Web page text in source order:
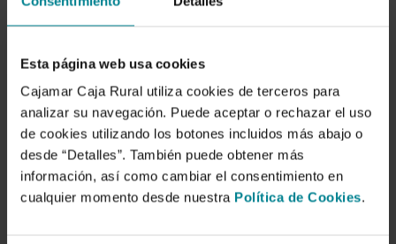
Esta página web usa cookies
Cajamar Caja Rural utiliza cookies de terceros para
analizar su navegación. Puede aceptar o rechazar el uso
de cookies utilizando los botones incluidos más abajo o
desde “Detalles”. También puede obtener más
información, así como cambiar el consentimiento en
cualquier momento desde nuestra Política de Cookies.
Descargar